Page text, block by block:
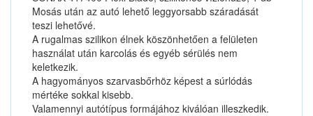
Mosás után az autó lehető leggyorsabb száradását
teszi lehetővé.
A rugalmas szilikon élnek köszönhetően a felületen
használat után karcolás és egyéb sérülés nem
keletkezik.
A hagyományos szarvasbőrhöz képest a súrlódás
mértéke sokkal kisebb.
Valamennyi autótípus formájához kiválóan illeszkedik.